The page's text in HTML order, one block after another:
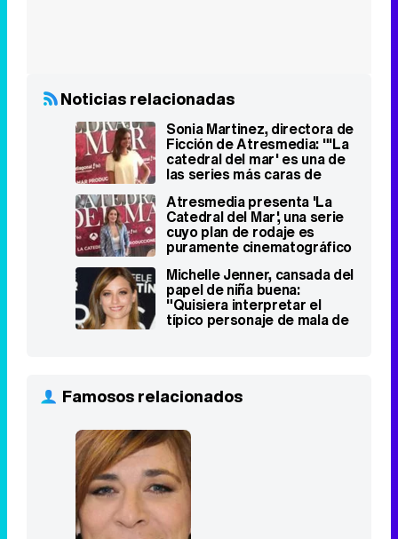
Catedral del Mar', una serie
cuyo plan de rodaje es
puramente cinematográfico
Michelle Jenner, cansada del
papel de niña buena:
"Quisiera interpretar el
típico personaje de mala de
cuento"
Famosos relacionados
Sonia Martínez